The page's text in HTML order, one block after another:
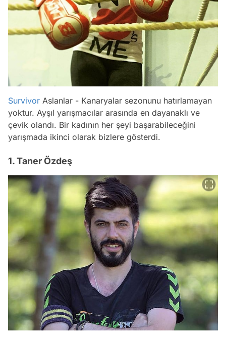
Survivor Aslanlar - Kanaryalar sezonunu hatırlamayan
yoktur. Ayşıl yarışmacılar arasında en dayanaklı ve
çevik olandı. Bir kadının her şeyi başarabileceğini
yarışmada ikinci olarak bizlere gösterdi.
1. Taner Özdeş